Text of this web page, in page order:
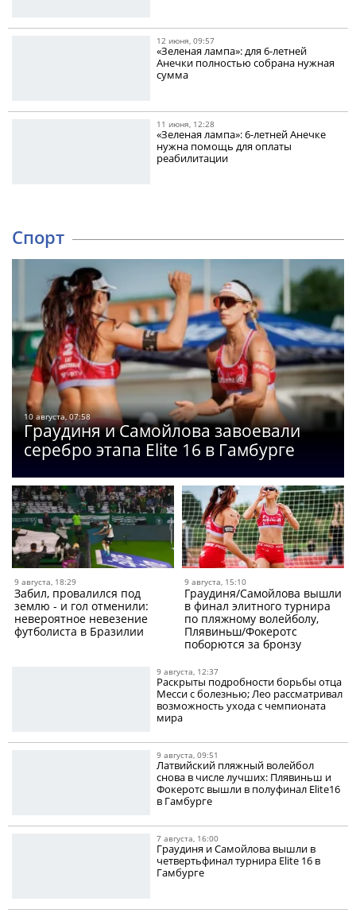
12 июня, 09:57
«Зеленая лампа»: для 6-летней
Анечки полностью собрана нужная
сумма
11 июня, 12:28
«Зеленая лампа»: 6-летней Анечке
нужна помощь для оплаты
реабилитации
Спорт
10 августа, 07:58
Граудиня и Самойлова завоевали
серебро этапа Elite 16 в Гамбурге
9 августа, 18:29
Забил, провалился под
землю - и гол отменили:
невероятное невезение
футболиста в Бразилии
9 августа, 15:10
Граудиня/Самойлова вышли
в финал элитного турнира
по пляжному волейболу,
Плявиньш/Фокеротс
поборются за бронзу
9 августа, 12:37
Раскрыты подробности борьбы отца
Месси с болезнью; Лео рассматривал
возможность ухода с чемпионата
мира
9 августа, 09:51
Латвийский пляжный волейбол
снова в числе лучших: Плявиньш и
Фокеротс вышли в полуфинал Elite16
в Гамбурге
7 августа, 16:00
Граудиня и Самойлова вышли в
четвертьфинал турнира Elite 16 в
Гамбурге